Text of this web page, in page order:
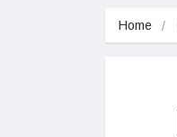
Home